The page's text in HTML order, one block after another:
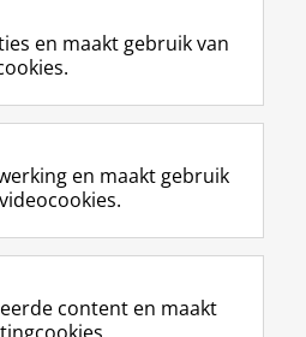
F
a
e
b
o
p
a
L
i
k
e
I
-
p
R
S
-
f
e
R
I
n
t
r
m
Y
o
T
e
k
en maakt gebruik van
en maakt gebruik
content en maakt